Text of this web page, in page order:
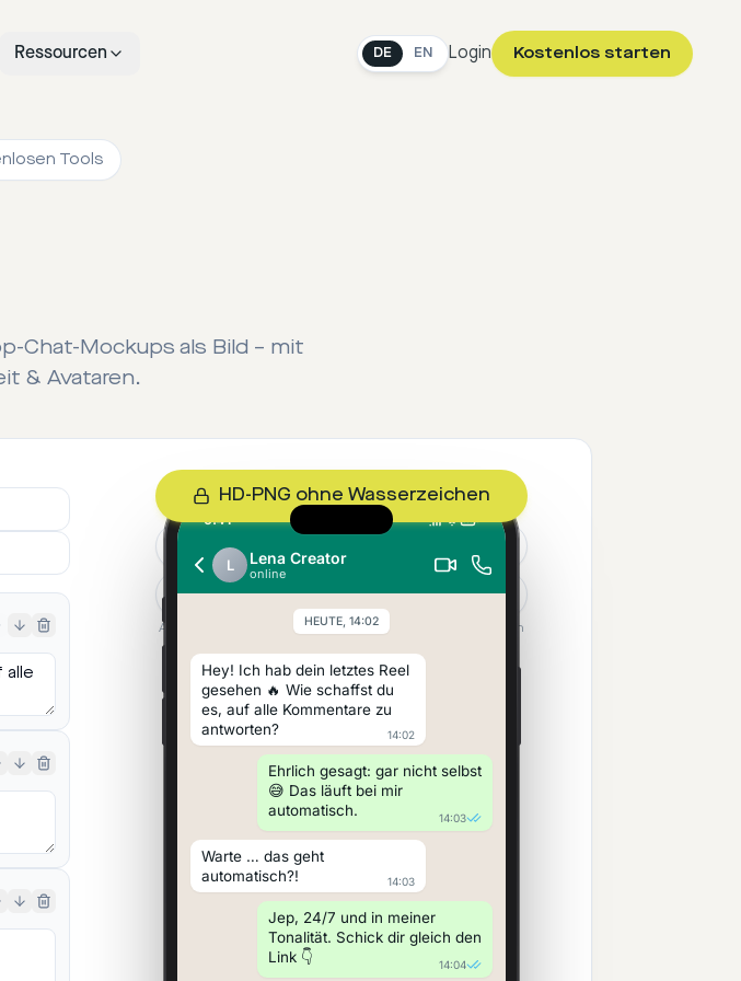
Ressourcen DE EN Login Kostenlos starten
Tools
Chat-Mockups als Bild – mit
& Avataren.
9:41
L Lena Creator
online
HEUTE, 14:02
Hey! Ich hab dein letztes Reel
gesehen 🔥 Wie schaffst du
es, auf alle Kommentare zu
antworten?
14:02
Ehrlich gesagt: gar nicht selbst
😅 Das läuft bei mir
automatisch.
14:03
Warte … das geht
automatisch?!
14:03
Jep, 24/7 und in meiner
Tonalität. Schick dir gleich den
Link 👇
14:04
HD-PNG ohne Wasserzeichen
Gratis-PNG mit Wasserzeichen
In Zwischenablage kopieren
Alles passiert in deinem Browser – nichts wird hochgeladen